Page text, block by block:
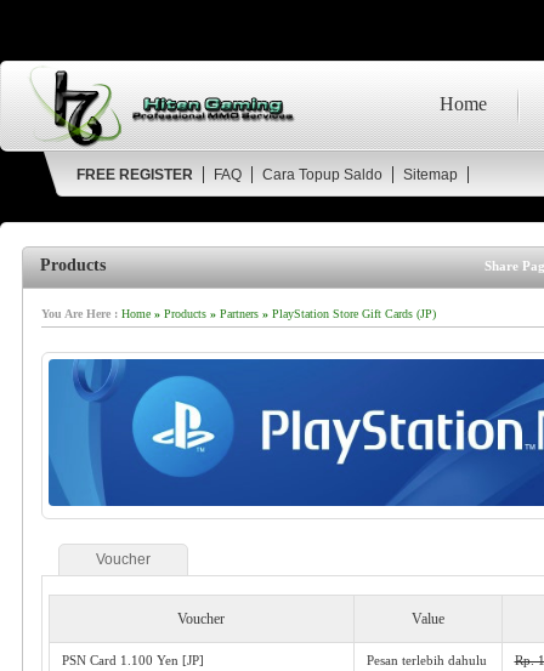
Home
FREE REGISTER FAQ Cara Topup Saldo Sitemap
Products Share
You Are Here : Home» Products» Partners» PlayStation Store Gift Cards (JP)
Voucher
Voucher Value
PSN Card 1.100 Yen [JP] Pesan terlebih dahulu
Rp.